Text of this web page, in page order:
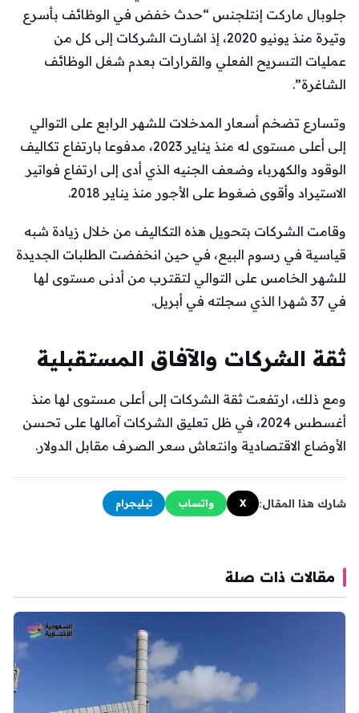
جلوبال ماركت إنتلجنس “حدث خفض في الوظائف بأسرع
وتيرة منذ يونيو 2020، إذ اشارت الشركات إلى كل من
عمليات التسريح الفعلي والقرارات بعدم شغل الوظائف
الشاغرة”.
وتسارع تضخم أسعار المدخلات للشهر الرابع على التوالي
إلى أعلى مستوى له منذ يناير 2023، مدفوعا بارتفاع تكاليف
الوقود والكهرباء وضعف الجنيه الذي أدى إلى ارتفاع فواتير
الاستيراد وأقوى ضغوط على الأجور منذ يناير 2018.
وقامت الشركات بتحويل هذه التكاليف من خلال زيادة شبه
قياسية في رسوم البيع، في حين انخفضت الطلبات الجديدة
للشهر الخامس على التوالي لتقترب من أدنى مستوى لها
في 37 شهرا الذي سجلته في أبريل.
ثقة الشركات والآفاق المستقبلية
ومع ذلك، ارتفعت ثقة الشركات إلى أعلى مستوى لها منذ
أغسطس 2024، في ظل تعليق الشركات آمالها على تحسن
الأوضاع الاقتصادية وانتعاش سعر الصرف مقابل الدولار.
شارك هذا المقال: X واتساب تيليجرام
مقالات ذات صلة